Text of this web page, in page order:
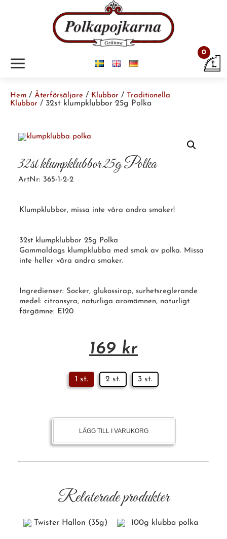
m 0
Hem / Återförsäljare / Klubbor / Traditionella
Klubbor / 32st klumpklubbor 25g Polka
32st klumpklubbor 25g Polka
ArtNr: 365-1-2-2
Klumpklubbor, missa inte våra andra smaker!
32st klumpklubbor 25g Polka
Gammaldags klumpklubba med smak av polka. Missa
inte heller våra andra smaker.
Ingredienser: Socker, glukossirap, surhetsreglerande
medel: citronsyra, naturliga aromämnen, naturligt
färgämne: E120
169 kr
1 st. 2 st. 3 st.
LÄGG TILL I VARUKORG
Relaterade produkter